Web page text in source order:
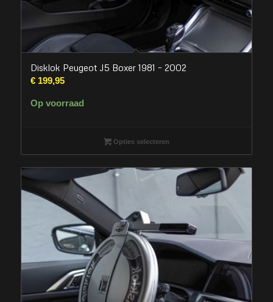
Disklok Peugeot J5 Boxer 1981 – 2002
€199,95
Op voorraad
Opties selecteren